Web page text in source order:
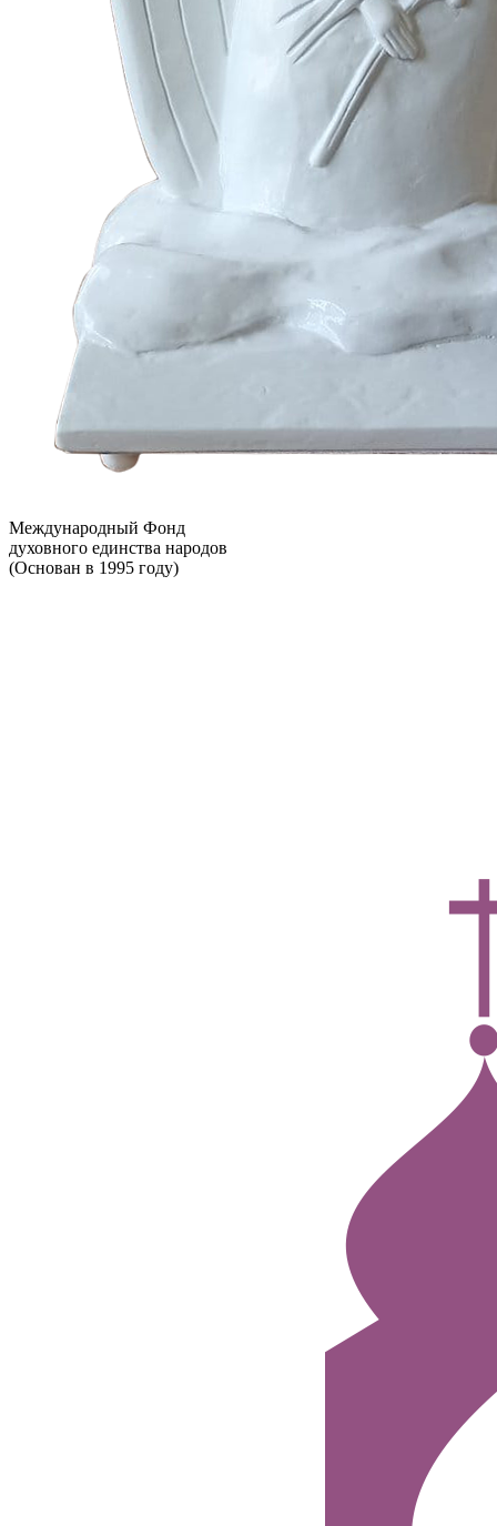
Международный Фонд
духовного единства народов
(Основан в 1995 году)